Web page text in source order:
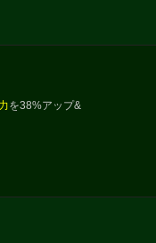
を38%アップ&